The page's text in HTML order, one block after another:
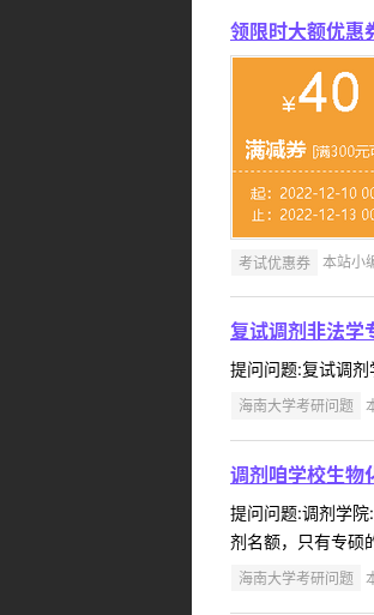
领限时大额优惠
考试优惠券 本站小
复试调剂非法学
提问问题:复试调
海南大学考研问题
调剂咱学校生物
提问问题:调剂学
剂名额，只有专硕
海南大学考研问题